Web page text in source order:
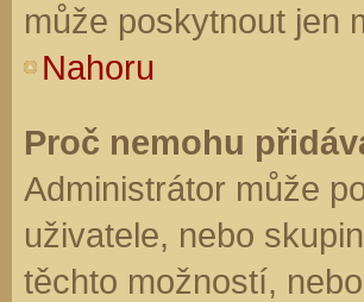
může poskytnout jen
Nahoru
Proč nemohu
Administrátor může
uživatele, nebo
těchto možností,